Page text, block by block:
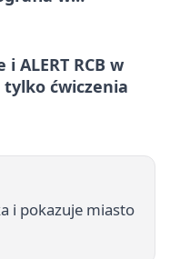
ALERT RCB w
tylko ćwiczenia
i pokazuje miasto